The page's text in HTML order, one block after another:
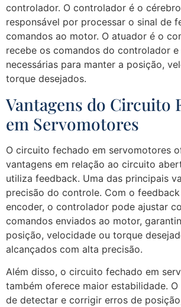
controlador. O controlador é o
responsável por processar o sinal de
comandos ao motor. O atuador é o
recebe os comandos do controlador
necessárias para manter a posição,
torque desejados.
Vantagens do Circuito
em Servomotores
O circuito fechado em servomotores
vantagens em relação ao circuito
utiliza feedback. Uma das principais
precisão do controle. Com o
encoder, o controlador pode ajustar
comandos enviados ao motor,
posição, velocidade ou torque
alcançados com alta precisão.
Além disso, o circuito fechado em
também oferece maior estabilidade. O
de detectar e corrigir erros de